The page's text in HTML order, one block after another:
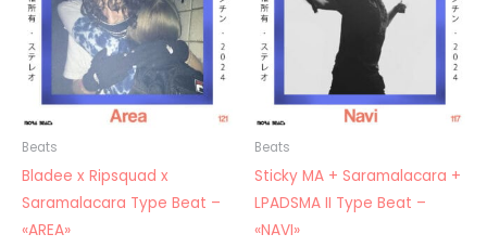
Beats
Bladee x Ripsquad x
Saramalacara Type Beat –
«AREA»
Beats
Sticky MA + Saramalacara +
LPADSMA II Type Beat –
«NAVI»